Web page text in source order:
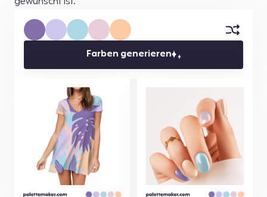
Farben generieren